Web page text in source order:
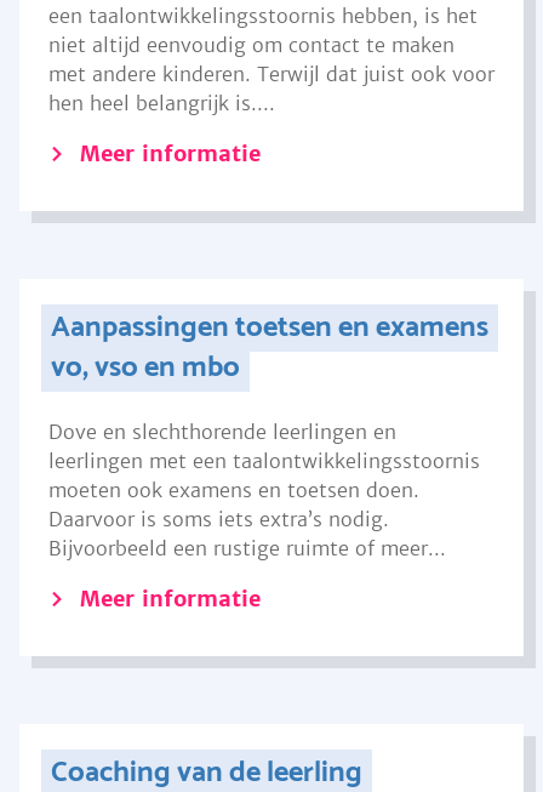
een taalontwikkelingsstoornis hebben, is het
niet altijd eenvoudig om contact te maken
met andere kinderen. Terwijl dat juist ook voor
hen heel belangrijk is....
Meer informatie
Aanpassingen toetsen en examens
vo, vso en mbo
Dove en slechthorende leerlingen en
leerlingen met een taalontwikkelingsstoornis
moeten ook examens en toetsen doen.
Daarvoor is soms iets extra’s nodig.
Bijvoorbeeld een rustige ruimte of meer...
Meer informatie
Coaching van de leerling